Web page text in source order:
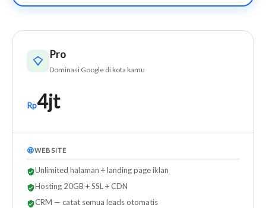
Pro
Dominasi Google di kota kamu
Rp4jt
WEBSITE
Unlimited halaman + landing page iklan
Hosting 20GB + SSL + CDN
CRM — catat semua leads otomatis